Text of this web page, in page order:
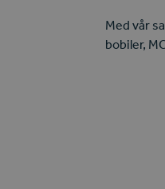
Med vår
bobiler,